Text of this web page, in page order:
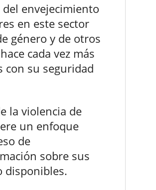
del envejecimiento
en este sector
género y de otros
cada vez más
con su seguridad
la violencia de
un enfoque
de
sobre sus
disponibles.